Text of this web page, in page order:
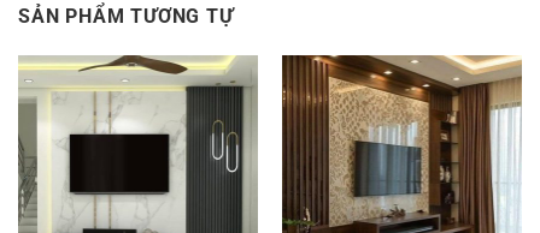
SẢN PHẨM TƯƠNG TỰ